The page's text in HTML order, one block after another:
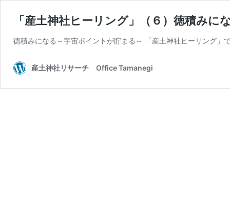
「産土神社ヒーリング」（６）徳積み
徳積みになる～宇宙ポイントが貯まる～ 「産土神社ヒーリング
産土神社リサーチ Office Tamanegi